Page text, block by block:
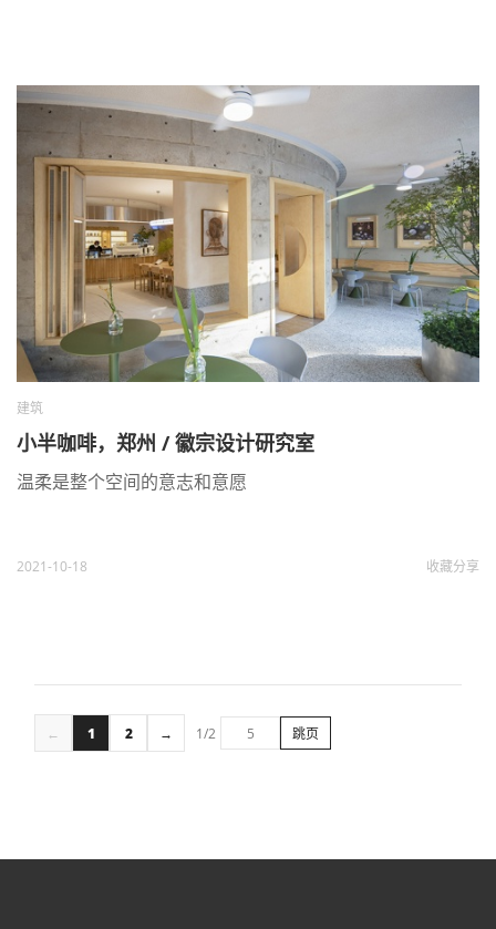
建筑
小半咖啡，郑州 / 徽宗设计研究室
温柔是整个空间的意志和意愿
2021-10-18 收藏分享
← 1 2 → 1/2 跳页